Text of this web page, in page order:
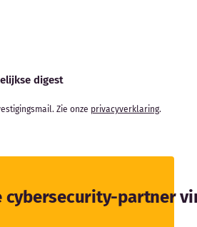
digest
Zie onze privacyverklaring.
cybersecurity-partner